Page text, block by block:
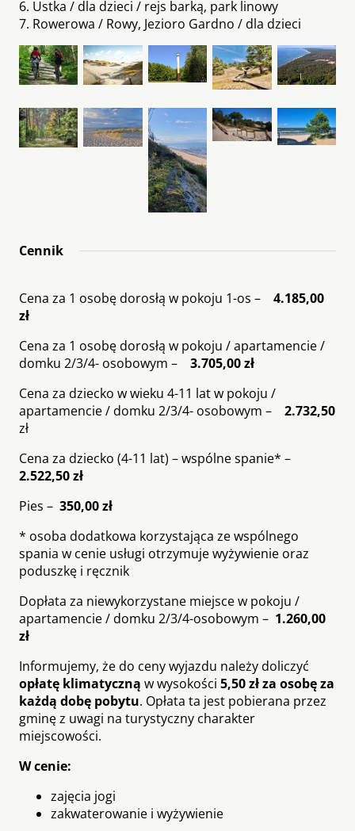
6. Ustka / dla dzieci / rejs barką, park linowy
7. Rowerowa / Rowy, Jezioro Gardno / dla dzieci
Cennik
Cena za 1 osobę dorosłą w pokoju 1-os – 4.185,00
zł
Cena za 1 osobę dorosłą w pokoju / apartamencie /
domku 2/3/4- osobowym – 3.705,00 zł
Cena za dziecko w wieku 4-11 lat w pokoju /
apartamencie / domku 2/3/4- osobowym – 2.732,50
zł
Cena za dziecko (4-11 lat) – wspólne spanie* –
2.522,50 zł
Pies – 350,00 zł
* osoba dodatkowa korzystająca ze wspólnego
spania w cenie usługi otrzymuje wyżywienie oraz
poduszkę i ręcznik
Dopłata za niewykorzystane miejsce w pokoju /
apartamencie / domku 2/3/4-osobowym – 1.260,00
zł
Informujemy, że do ceny wyjazdu należy doliczyć
opłatę klimatyczną w wysokości 5,50 zł za osobę za
każdą dobę pobytu. Opłata ta jest pobierana przez
gminę z uwagi na turystyczny charakter
miejscowości.
W cenie:
zajęcia jogi
zakwaterowanie i wyżywienie